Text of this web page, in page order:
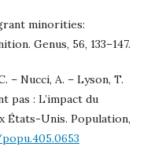
minorities:
Genus, 56, 133–147.
– Nucci, A. – Lyson, T.
pas : L’impact du
États-Unis. Population,